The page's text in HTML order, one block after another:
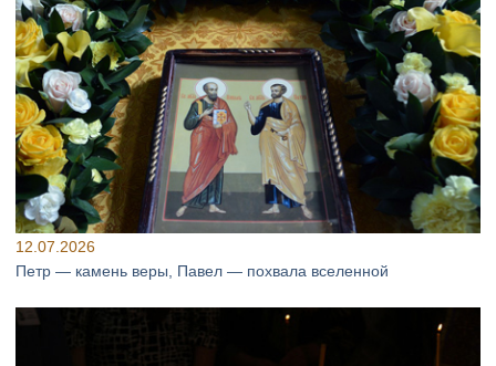
12.07.2026
Петр — камень веры, Павел — похвала вселенной